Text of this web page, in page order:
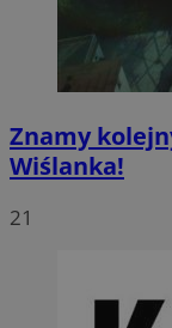
Znamy
Wiślanka!
21